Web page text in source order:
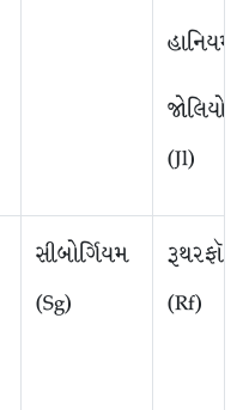
હાનિયમ
(Jl)
સીબોર્ગિયમ
(Sg)
(Rf)